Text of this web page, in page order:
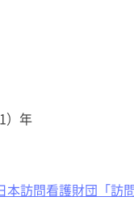
）年
本訪問看護財団「訪